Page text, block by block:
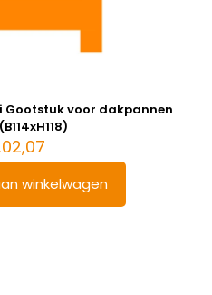
Gootstuk voor dakpannen
winkelwagen